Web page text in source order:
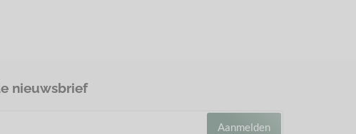
nieuwsbrief
Aanmelden